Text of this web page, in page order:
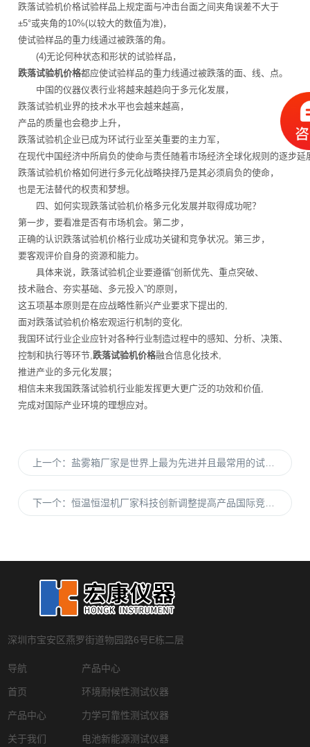
跌落试验机价格试验样品上规定面与冲击台面之间夹角误差不大于
±5°或夹角的10%(以较大的数值为准)，
使试验样品的重力线通过被跌落的角。
(4)无论何种状态和形状的试验样品，
跌落试验机价格都应使试验样品的重力线通过被跌落的面、线、点。
中国的仪器仪表行业将越来越趋向于多元化发展，
跌落试验机业界的技术水平也会越来越高，
产品的质量也会稳步上升，
跌落试验机企业已成为环试行业至关重要的主力军，
在现代中国经济中所肩负的使命与责任随着市场经济全球化规则的逐步延
跌落试验机价格如何进行多元化战略抉择乃是其必须肩负的使命，
也是无法替代的权责和梦想。
四、如何实现跌落试验机价格多元化发展并取得成功呢？
第一步，要看准是否有市场机会。第二步，
正确的认识跌落试验机价格行业成功关键和竞争状况。第三步，
要客观评价自身的资源和能力。
具体来说，跌落试验机企业要遵循“创新优先、重点突破、
技术融合、夯实基础、多元投入”的原则，
这五项基本原则是在应战略性新兴产业要求下提出的,
面对跌落试验机价格宏观运行机制的变化,
我国环试行业企业应针对各种行业制造过程中的感知、分析、决策、
控制和执行等环节,跌落试验机价格融合信息化技术,
推进产业的多元化发展；
相信未来我国跌落试验机行业能发挥更大更广泛的功效和价值,
完成对国际产业环境的理想应对。
上一个：盐雾箱厂家是世界上最为先进并且最常用的试验箱
下一个：恒温恒湿机厂家科技创新调整提高产品国际竞争力
深圳市宝安区燕罗街道物园路6号E栋二层
导航
首页
产品中心
关于我们
产品中心
环境耐候性测试仪器
力学可靠性测试仪器
电池新能源测试仪器